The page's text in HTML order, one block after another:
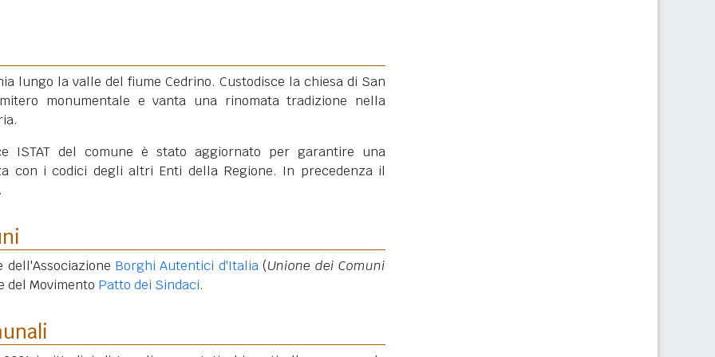
lungo la valle del fiume Cedrino. Custodisce la chiesa di San
monumentale e vanta una rinomata tradizione nella
ISTAT del comune è stato aggiornato per garantire una
con i codici degli altri Enti della Regione. In precedenza il
dell'Associazione Borghi Autentici d'Italia(Unione dei Comuni
del Movimento Patto dei Sindaci.